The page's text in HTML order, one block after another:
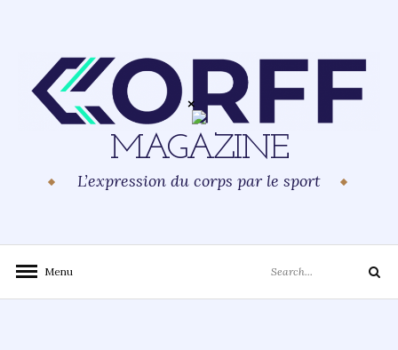
MAGAZINE
L’expression du corps par le sport
Menu
for:
Search